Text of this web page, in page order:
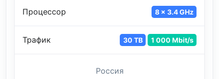
Процессор 8 x 3.4 GHz
Трафик 30 TB 1 000 Mbit/s
Россия